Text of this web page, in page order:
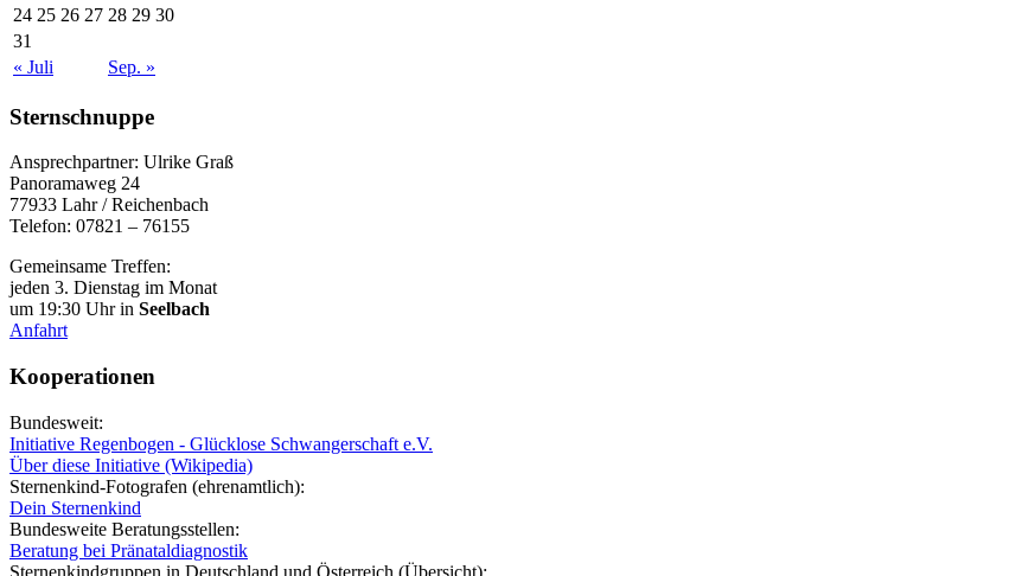
« Juli Sep. »
24 25 26 27 28 29 30
31
Sternschnuppe
Ansprechpartner: Ulrike Graß
Panoramaweg 24
77933 Lahr / Reichenbach
Telefon: 07821 – 76155
Gemeinsame Treffen:
jeden 3. Dienstag im Monat
um 19:30 Uhr in Seelbach
Anfahrt
Kooperationen
Bundesweit:
Initiative Regenbogen - Glücklose Schwangerschaft e.V.
Über diese Initiative (Wikipedia)
Sternenkind-Fotografen (ehrenamtlich):
Dein Sternenkind
Bundesweite Beratungsstellen:
Beratung bei Pränataldiagnostik
Sternenkindgruppen in Deutschland und Österreich (Übersicht):